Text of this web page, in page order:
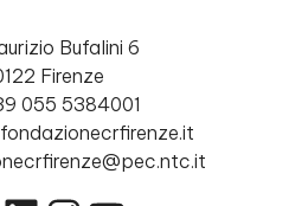
Bufalini 6
Firenze
055 5384001